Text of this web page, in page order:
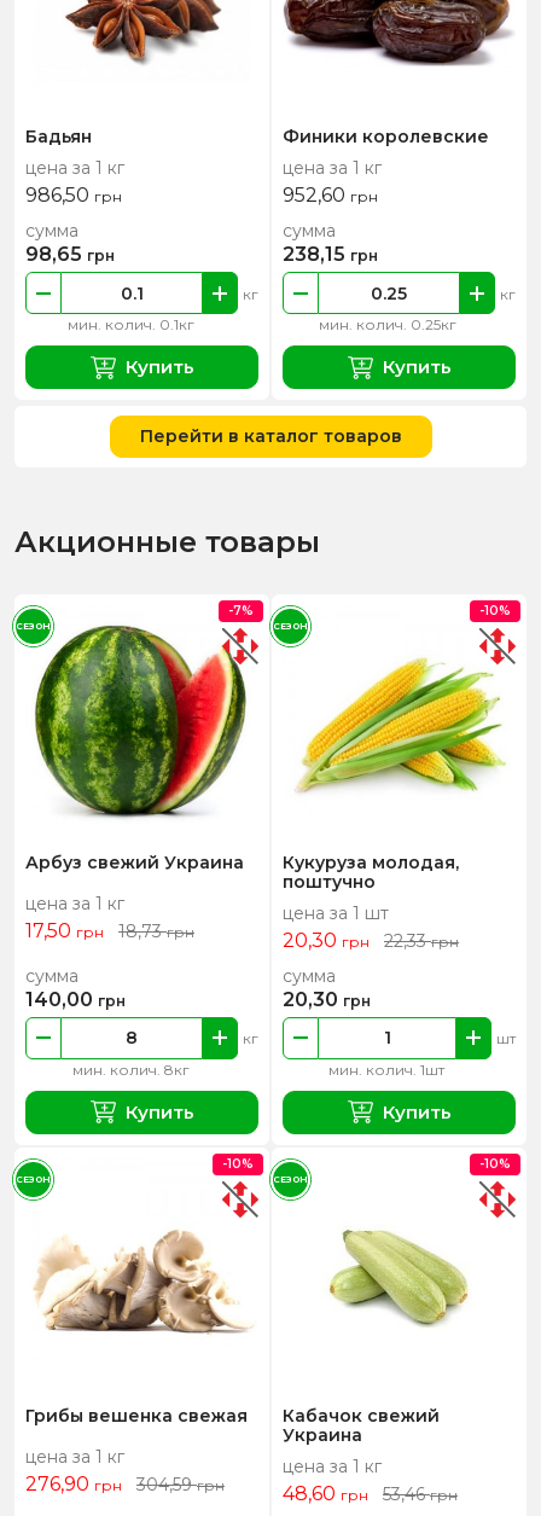
Бадьян
цена за 1 кг
986,50 грн
мин. колич. 0.1кг
кг
сумма
98,65 грн
Купить
Финики королевские
цена за 1 кг
952,60 грн
мин. колич. 0.25кг
кг
сумма
238,15 грн
Купить
Перейти в каталог товаров
Акционные товары
Арбуз свежий Украина
цена за 1 кг
17,50 грн 18,73грн
мин. колич. 8кг
кг
сумма
140,00 грн
Купить
-7%
СЕЗОН
Кукуруза молодая,
поштучно
цена за 1 шт
20,30 грн 22,33грн
мин. колич. 1шт
шт
сумма
20,30 грн
Купить
-10%
СЕЗОН
Грибы вешенка свежая
цена за 1 кг
276,90 грн 304,59грн
-10%
СЕЗОН
Кабачок свежий
Украина
цена за 1 кг
48,60 грн 53,46грн
-10%
СЕЗОН